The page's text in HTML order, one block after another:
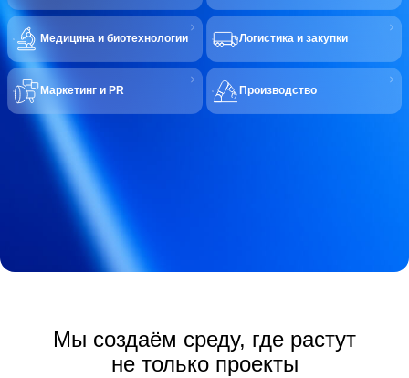
Медицина и биотехнологии Логистика и закупки
Маркетинг и PR Производство
Мы создаём среду, где растут
не только проекты